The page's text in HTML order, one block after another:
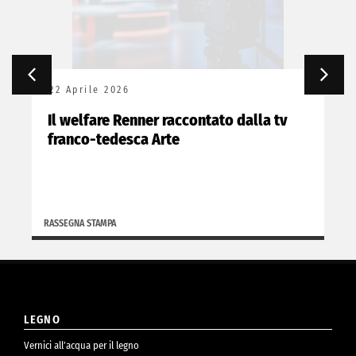
22 Aprile 2026
Il welfare Renner raccontato dalla tv
franco-tedesca Arte
RASSEGNA STAMPA
LEGNO
Vernici all’acqua per il legno